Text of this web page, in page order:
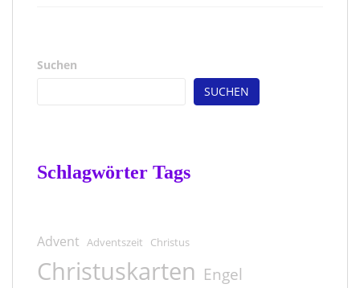
Suchen
SUCHEN
Schlagwörter Tags
Advent Adventszeit Christus
Christuskarten Engel